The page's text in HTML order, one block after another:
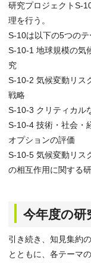
研究プロジェクトS-
理を行う。
S-10は以下の5つのテ
S-10-1 地球規模の気
究
S-10-2 気候変動リス
戦略
S-10-3 クリティカル
S-10-4 技術・社会・
オプションの評価
S-10-5 気候変動リス
の相互作用に関する
今年度の研
引き続き、知見集約
とともに、各テーマ